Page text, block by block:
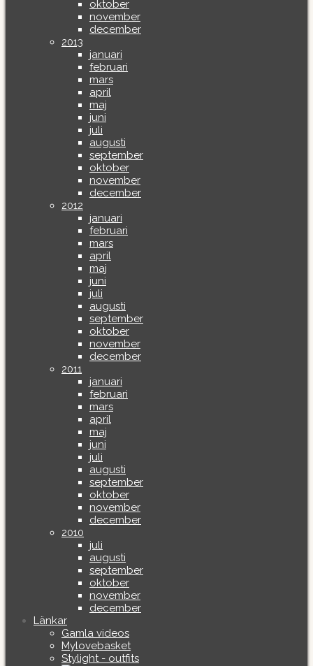
oktober
november
december
2013
januari
februari
mars
april
maj
juni
juli
augusti
september
oktober
november
december
2012
januari
februari
mars
april
maj
juni
juli
augusti
september
oktober
november
december
2011
januari
februari
mars
april
maj
juni
juli
augusti
september
oktober
november
december
2010
juli
augusti
september
oktober
november
december
Länkar
Gamla videos
Mylovebasket
Stylight - outfits